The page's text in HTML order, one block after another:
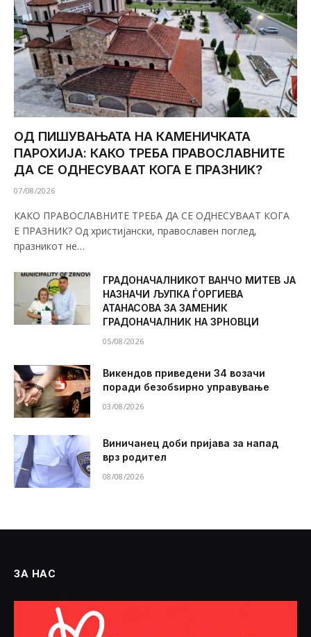
ОД ПИШУВАЊАТА НА КАМЕНИЧКАТА
ПАРОХИЈА: КАКО ТРЕБА ПРАВОСЛАВНИТЕ
ДА СЕ ОДНЕСУВААТ КОГА Е ПРАЗНИК?
07/08/2026
КАКО ПРАВОСЛАВНИТЕ ТРЕБА ДА СЕ ОДНЕСУВААТ КОГА
Е ПРАЗНИК? Од христијански, православен поглед,
празникот не…
ГРАДОНАЧАЛНИКОТ ВАНЧО МИТЕВ ЈА
НАЗНАЧИ ЉУПКА ЃОРГИЕВА
АТАНАСОВА ЗА ЗАМЕНИК
ГРАДОНАЧАЛНИК НА ЗРНОВЦИ
05/08/2026
Викендов приведени 34 возачи
поради безобѕирно управување
03/08/2026
Виничанец доби пријава за напад
врз родител
08/08/2026
ЗА НАС